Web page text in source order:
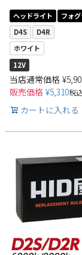
ヘッドライト
フォ
D4S
D4R
ホワイト
12V
当店通常価格 ¥
販売価格 ¥5,310税
カートに入れる